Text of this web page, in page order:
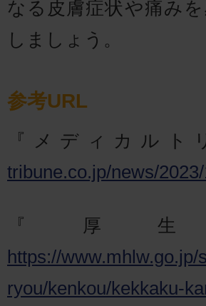
なる皮膚症状や痛み
しましょう。
参考URL
『メディカル
tribune.co.jp/news/
『厚
https://
ryou/kenkou/kekkaku-